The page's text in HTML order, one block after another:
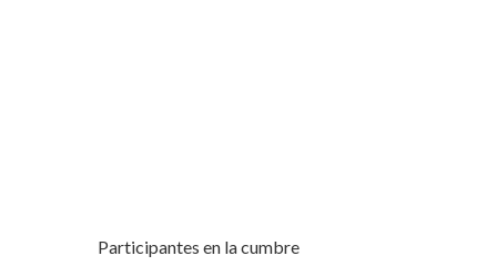
Participantes en la cumbre